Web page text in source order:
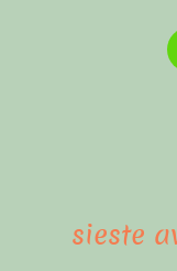
sieste